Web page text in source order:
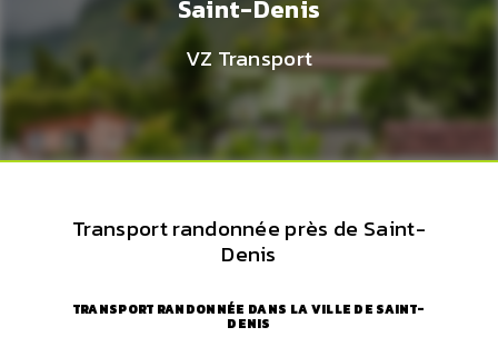
Saint-Denis
VZ Transport
Transport randonnée près de Saint-
Denis
TRANSPORT RANDONNÉE DANS LA VILLE DE SAINT-
DENIS